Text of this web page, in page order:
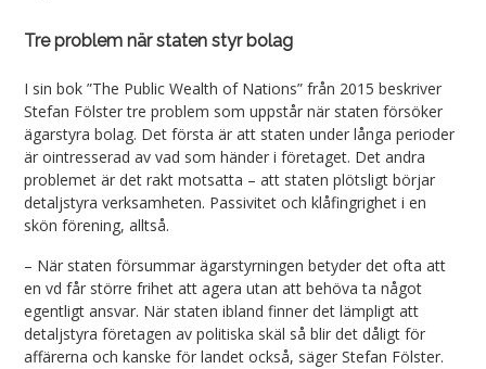
Tre problem när staten styr bolag
I sin bok ”The Public Wealth of Nations” från 2015 beskriver
Stefan Fölster tre problem som uppstår när staten försöker
ägarstyra bolag. Det första är att staten under långa perioder
är ointresserad av vad som händer i företaget. Det andra
problemet är det rakt motsatta – att staten plötsligt börjar
detaljstyra verksamheten. Passivitet och klåfingrighet i en
skön förening, alltså.
– När staten försummar ägarstyrningen betyder det ofta att
en vd får större frihet att agera utan att behöva ta något
egentligt ansvar. När staten ibland finner det lämpligt att
detaljstyra företagen av politiska skäl så blir det dåligt för
affärerna och kanske för landet också, säger Stefan Fölster.